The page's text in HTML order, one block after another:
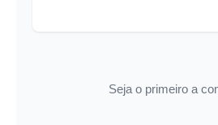
Seja o primeiro a